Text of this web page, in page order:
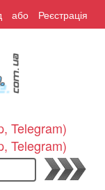
або Реєстрація
Telegram)
Telegram)
Пошук